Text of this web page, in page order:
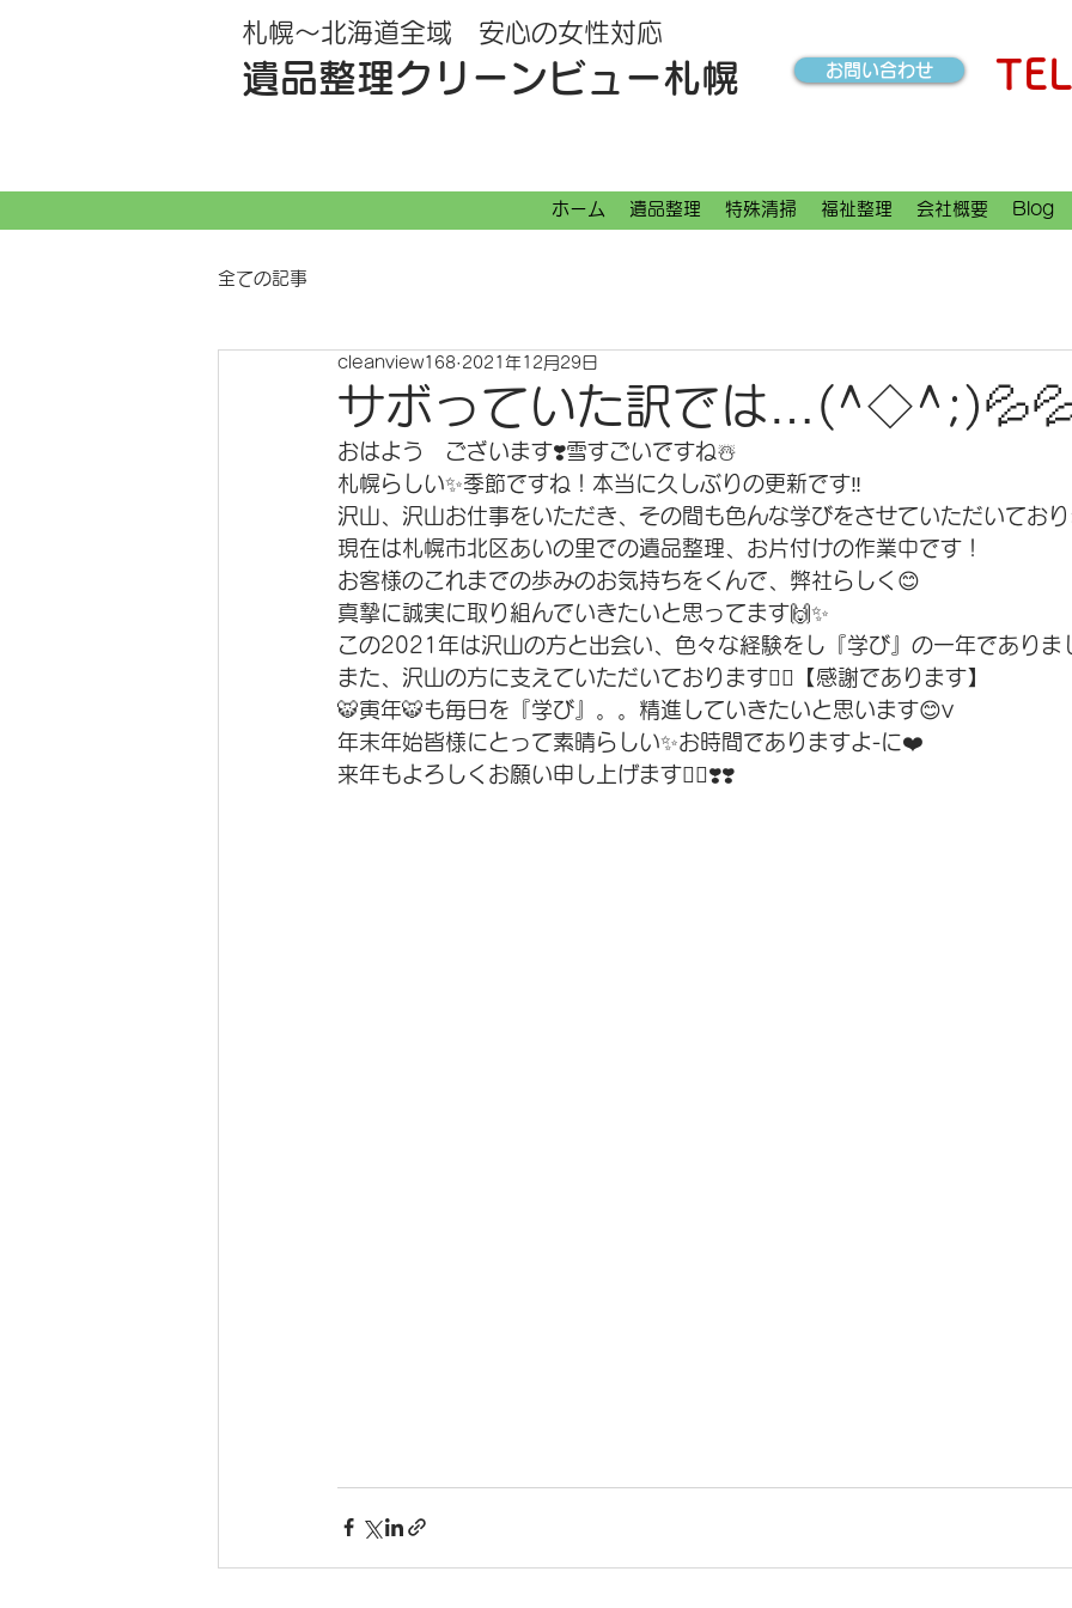
遺品整理クリーンビュー札幌
札幌～北海道全域 安心の女性対応
お問い合わせ
ホーム 遺品整理 特殊清掃 福祉整理 会社概要 Blog
全ての記事
サボっていた訳では
cleanview168 2021年12月29日
おはよう　ございます❣️雪すごいですね☃️
札幌らしい✨季節ですね！本当に久しぶりの更新です‼︎
沢山、沢山お仕事をいただき、その間も色んな学びをさせていただいてお
現在は札幌市北区あいの里での遺品整理、お片付けの作業中です！
お客様のこれまでの歩みのお気持ちをくんで、弊社らしく😊
真摯に誠実に取り組んでいきたいと思ってます🙌✨
この2021年は沢山の方と出会い、色々な経験をし『学び』の一年でありま
また、沢山の方に支えていただいております🙇‍♂️【感謝であります】
🐯寅年🐯も毎日を『学び』。。精進していきたいと思います😊v
年末年始皆様にとって素晴らしい✨お時間でありますよ-に❤️
来年もよろしくお願い申し上げます🙇‍♂️❣️❣️